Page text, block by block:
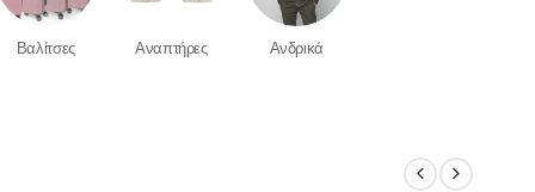
Βαλίτσες Αναπτήρες Ανδρικά